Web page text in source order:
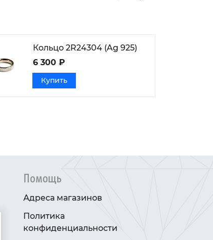
Кольцо 2R24304 (Ag 925)
6 300 ₽
Купить
Помощь
Адреса магазинов
Политика
конфиденциальности